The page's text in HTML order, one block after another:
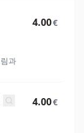
과
4.00€
4.00€